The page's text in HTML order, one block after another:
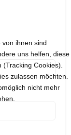
ihnen sind
uns helfen, diese
Cookies).
zulassen möchten.
nicht mehr